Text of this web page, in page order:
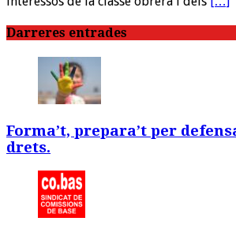
Darreres entrades
Forma’t, prepara’t per
drets.